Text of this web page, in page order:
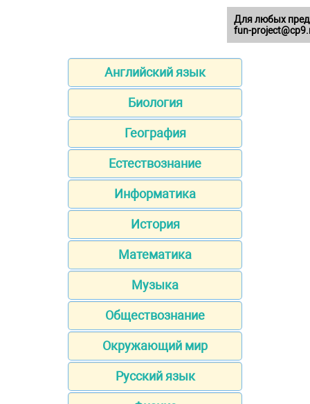
Английский язык
Биология
География
Естествознание
Информатика
История
Математика
Музыка
Обществознание
Окружающий мир
Русский язык
Для любых
fun-